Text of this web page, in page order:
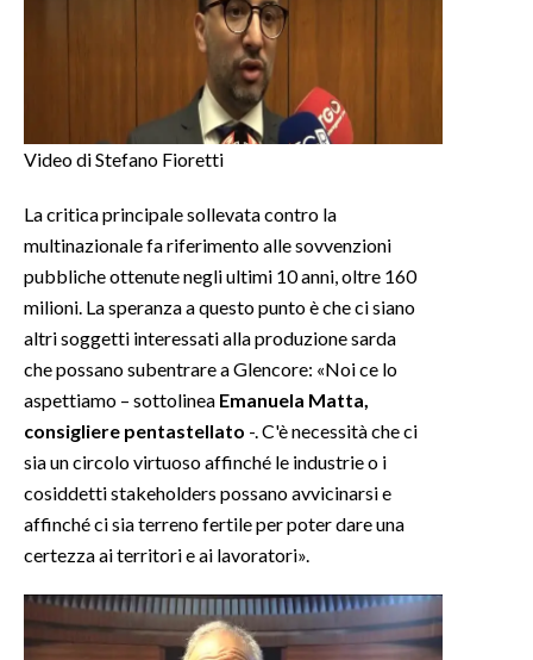
Video di Stefano Fioretti
La critica principale sollevata contro la
multinazionale fa riferimento alle sovvenzioni
pubbliche ottenute negli ultimi 10 anni, oltre 160
milioni. La speranza a questo punto è che ci siano
altri soggetti interessati alla produzione sarda
che possano subentrare a Glencore: «Noi ce lo
aspettiamo – sottolinea Emanuela Matta,
consigliere pentastellato -. C'è necessità che ci
sia un circolo virtuoso affinché le industrie o i
cosiddetti stakeholders possano avvicinarsi e
affinché ci sia terreno fertile per poter dare una
certezza ai territori e ai lavoratori».